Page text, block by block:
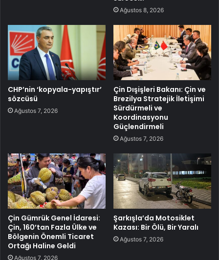
Ağustos 8, 2026
CHP’nin ‘kopyala-yapıştır’
sözcüsü
Ağustos 7, 2026
Çin Dışişleri Bakanı: Çin ve
Brezilya Stratejik İletişimi
Sürdürmeli ve
Koordinasyonu
Güçlendirmeli
Ağustos 7, 2026
Çin Gümrük Genel İdaresi:
Çin, 160’tan Fazla Ülke ve
Bölgenin Önemli Ticaret
Ortağı Haline Geldi
Ağustos 7, 2026
Şarkışla’da Motosiklet
Kazası: Bir Ölü, Bir Yaralı
Ağustos 7, 2026